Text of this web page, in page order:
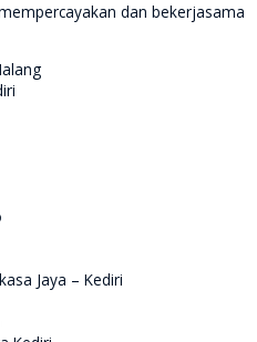
dan bekerjasama
Jaya – Kediri